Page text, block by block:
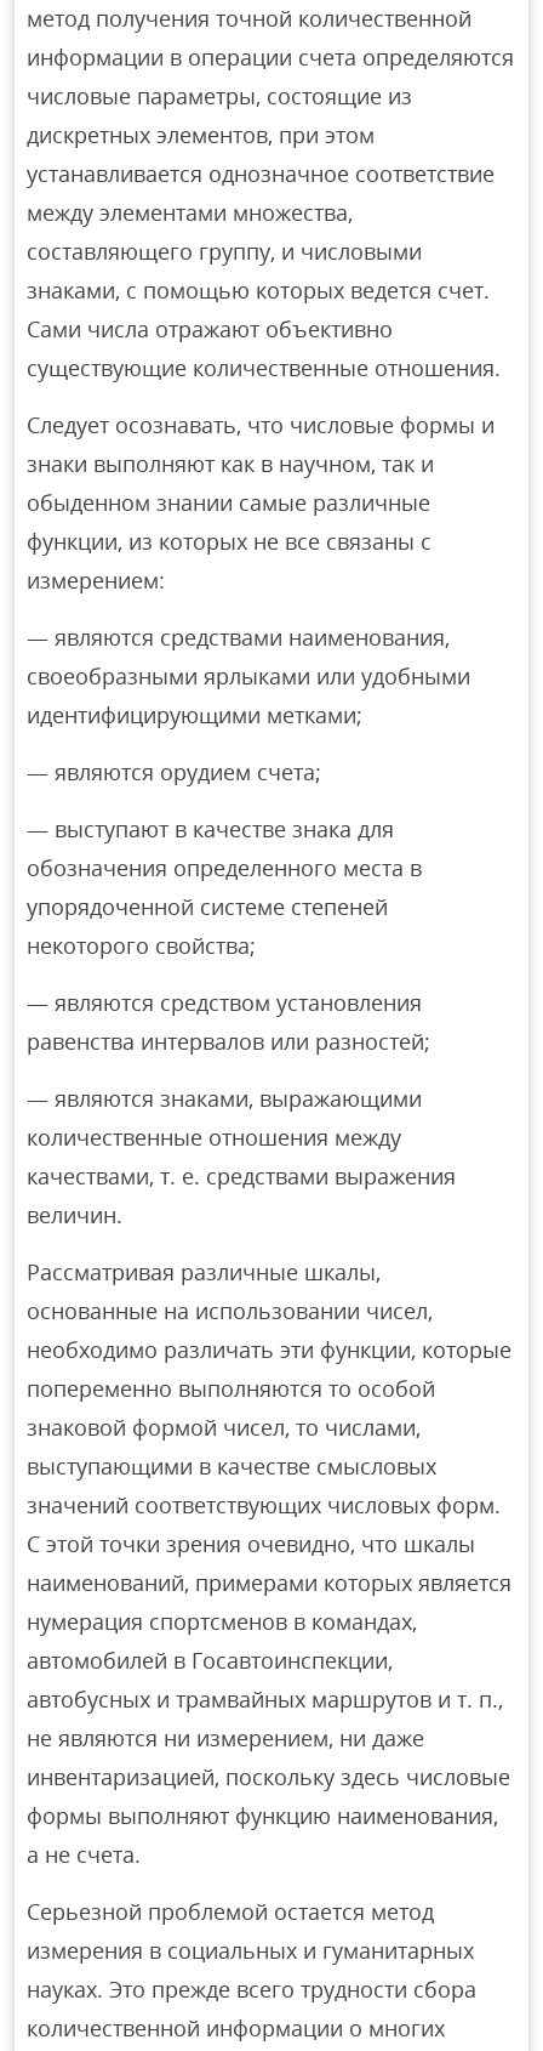
метод получения точной количественной
информации в операции счета определяются
числовые параметры, состоящие из
дискретных элементов, при этом
устанавливается однозначное соответствие
между элементами множества,
составляющего группу, и числовыми
знаками, с помощью которых ведется счет.
Сами числа отражают объективно
существующие количественные отношения.
Следует осознавать, что числовые формы и
знаки выполняют как в научном, так и
обыденном знании самые различные
функции, из которых не все связаны с
измерением:
— являются средствами наименования,
своеобразными ярлыками или удобными
идентифицирующими метками;
— являются орудием счета;
— выступают в качестве знака для
обозначения определенного места в
упорядоченной системе степеней
некоторого свойства;
— являются средством установления
равенства интервалов или разностей;
— являются знаками, выражающими
количественные отношения между
качествами, т. е. средствами выражения
величин.
Рассматривая различные шкалы,
основанные на использовании чисел,
необходимо различать эти функции, которые
попеременно выполняются то особой
знаковой формой чисел, то числами,
выступающими в качестве смысловых
значений соответствующих числовых форм.
С этой точки зрения очевидно, что шкалы
наименований, примерами которых является
нумерация спортсменов в командах,
автомобилей в Госавтоинспекции,
автобусных и трамвайных маршрутов и т. п.,
не являются ни измерением, ни даже
инвентаризацией, поскольку здесь числовые
формы выполняют функцию наименования,
а не счета.
Серьезной проблемой остается метод
измерения в социальных и гуманитарных
науках. Это прежде всего трудности сбора
количественной информации о многих